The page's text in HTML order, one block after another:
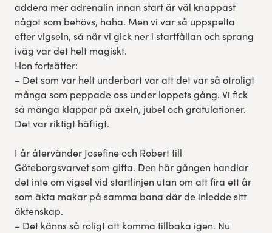
addera mer adrenalin innan start är väl knappast
något som behövs, haha. Men vi var så uppspelta
efter vigseln, så när vi gick ner i startfållan och sprang
iväg var det helt magiskt.
Hon fortsätter:
– Det som var helt underbart var att det var så otroligt
många som peppade oss under loppets gång. Vi fick
så många klappar på axeln, jubel och gratulationer.
Det var riktigt häftigt.
I år återvänder Josefine och Robert till
Göteborgsvarvet som gifta. Den här gången handlar
det inte om vigsel vid startlinjen utan om att fira ett år
som äkta makar på samma bana där de inledde sitt
äktenskap.
– Det känns så roligt att komma tillbaka igen. Nu